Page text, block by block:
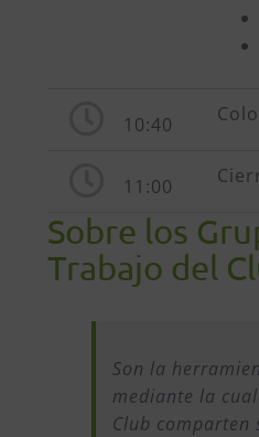
10:40
11:00
Sobre los
Trabajo del
Son la
mediante la
Club comparten